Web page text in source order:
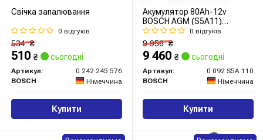
Свічка запалювання
0 відгуків
534₴
510 ₴ сьогодні
Артикул:
0 242 245 576
BOSCH
Німеччина
Купити
Акумулятор 80Ah-12v
BOSCH AGM (S5A11)
(315x175x190),R,EN800
0 відгуків
9 956₴
9 460 ₴ сьогодні
Артикул:
0 092 S5A 110
BOSCH
Німеччина
Купити